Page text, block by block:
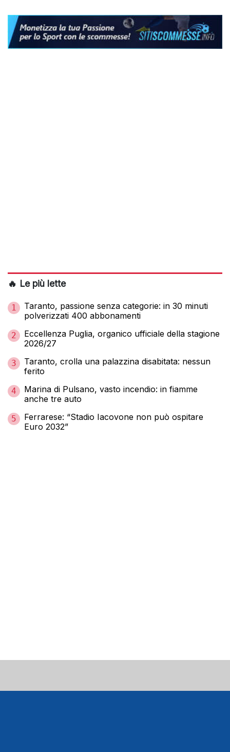
🔥 Le più lette
1
Taranto, passione senza categorie: in 30 minuti
polverizzati 400 abbonamenti
2
Eccellenza Puglia, organico ufficiale della stagione
2026/27
3
Taranto, crolla una palazzina disabitata: nessun
ferito
4
Marina di Pulsano, vasto incendio: in fiamme
anche tre auto
5
Ferrarese: “Stadio Iacovone non può ospitare
Euro 2032”